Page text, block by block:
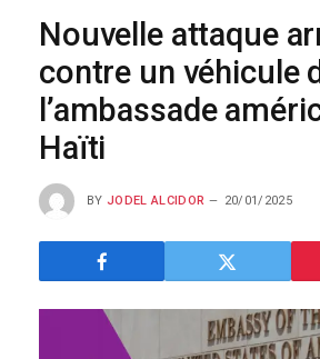
Nouvelle attaque
contre un véhicule
l’ambassade
Haïti
BY JODEL ALCIDOR 20/01/2025